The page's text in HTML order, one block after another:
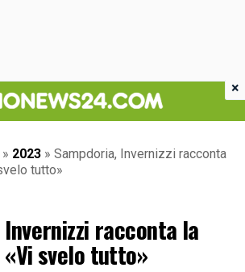
» 2023 » Sampdoria, Invernizzi racconta
tutto»
Invernizzi racconta la
svelo tutto»
×